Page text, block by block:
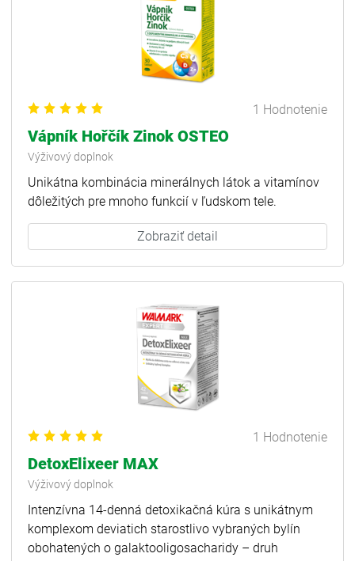
1 Hodnotenie
Vápník Hořčík Zinok OSTEO
Výživový doplnok
Unikátna kombinácia minerálnych látok a vitamínov
dôležitých pre mnoho funkcií v ľudskom tele.
Zobraziť detail
1 Hodnotenie
DetoxElixeer MAX
Výživový doplnok
Intenzívna 14-denná detoxikačná kúra s unikátnym
komplexom deviatich starostlivo vybraných bylín
obohatených o galaktooligosacharidy – druh